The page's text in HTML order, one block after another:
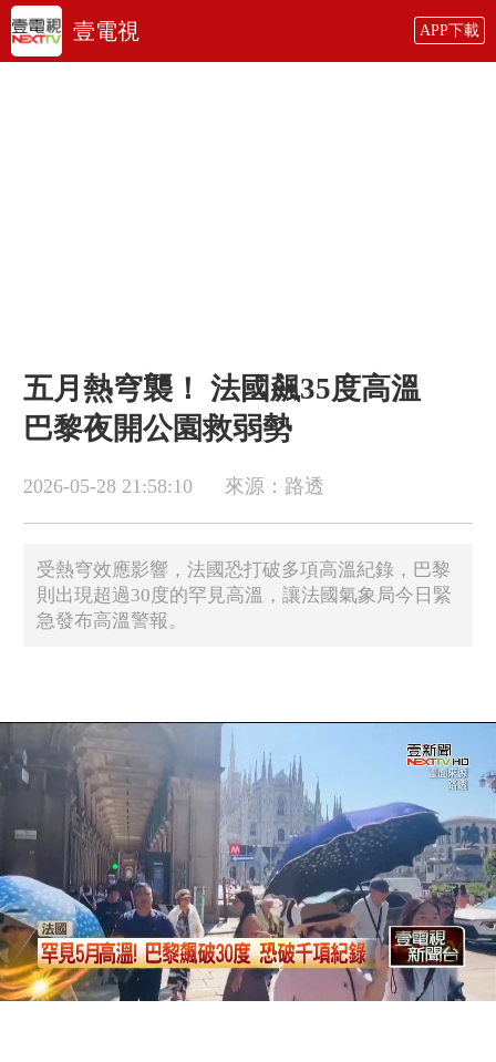
壹電視 APP下載
五月熱穹襲！ 法國飆35度高溫
巴黎夜開公園救弱勢
2026-05-28 21:58:10 來源：路透
受熱穹效應影響，法國恐打破多項高溫紀錄，巴黎
則出現超過30度的罕見高溫，讓法國氣象局今日緊
急發布高溫警報。